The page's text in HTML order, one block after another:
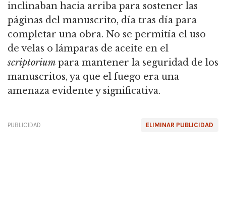
inclinaban hacia arriba para sostener las
páginas del manuscrito, día tras día para
completar una obra. No se permitía el uso
de velas o lámparas de aceite en el
scriptorium para mantener la seguridad de los
manuscritos, ya que el fuego era una
amenaza evidente y significativa.
ELIMINAR PUBLICIDAD
PUBLICIDAD